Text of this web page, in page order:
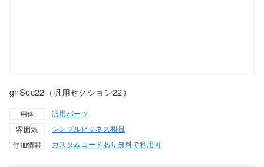
gnSec22（汎用セクション22）
用途
汎用パーツ
雰囲気
シンプルビジネス和風
付加情報
カスタムコードあり 無料で利用可